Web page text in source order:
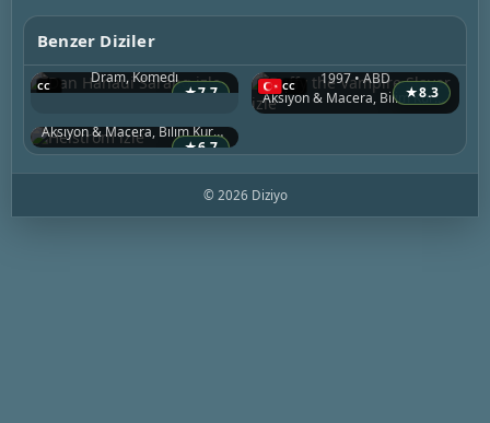
Benzer Diziler
★7.7
Dan Hanaui Sarang
Dram, Komedi
★8.3
1997 • ABD
Aksiyon & Macera, Bilim Kurgu & Fantazi, Dram
★6.7
Helstrom
Aksiyon & Macera, Bilim Kurgu & Fantazi, Dram
© 2026 Diziyo